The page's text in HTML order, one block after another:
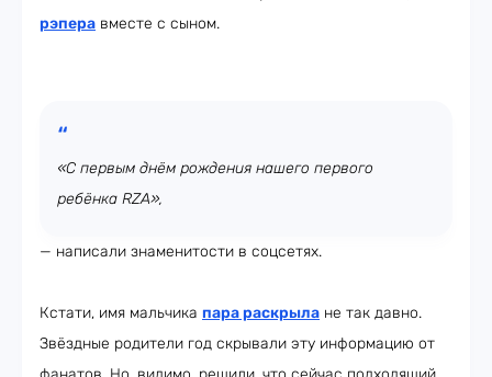
рэпера вместе с сыном.
«С первым днём рождения нашего первого
ребёнка RZA»,
— написали знаменитости в соцсетях.
Кстати, имя мальчика пара раскрыла не так давно.
Звёздные родители год скрывали эту информацию от